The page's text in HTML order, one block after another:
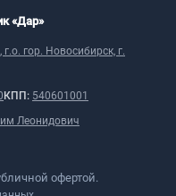
«Дар»
гор. Новосибирск, г.
КПП: 540601001
Леонидович
офертой.